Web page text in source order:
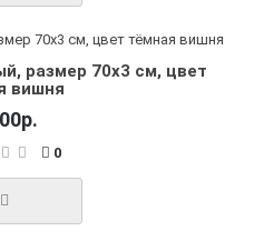
размер 70х3 см, цвет
вишня
0